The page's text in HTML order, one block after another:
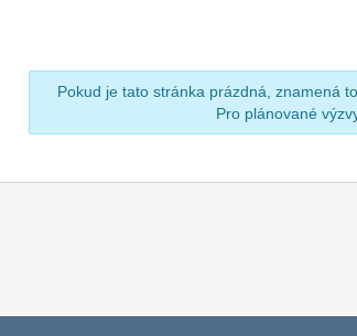
Pokud je tato stránka prázdná, znamená
Pro plánované